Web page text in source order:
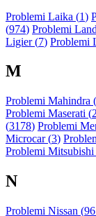
Problemi Laika (1)
(974) Problemi
Ligier (7) Problemi
M
Problemi Mahindra (
Problemi Maserati (
(3178) Problemi
Microcar (3)
Problemi Mitsubishi
N
Problemi Nissan (